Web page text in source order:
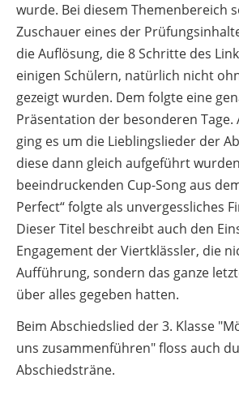
wurde. Bei diesem Themenbereich
Zuschauer eines der
die Auflösung, die 8 Schritte des
einigen Schülern, natürlich nicht
gezeigt wurden. Dem folgte eine
Präsentation der besonderen Tage.
ging es um die Lieblingslieder der
diese dann gleich aufgeführt
beeindruckenden Cup-Song aus
Perfect“ folgte als unvergessliches
Dieser Titel beschreibt auch den
Engagement der Viertklässler, die
Aufführung, sondern das ganze
über alles gegeben hatten.
Beim Abschiedslied der 3. Klasse
uns zusammenführen" floss auch
Abschiedsträne.